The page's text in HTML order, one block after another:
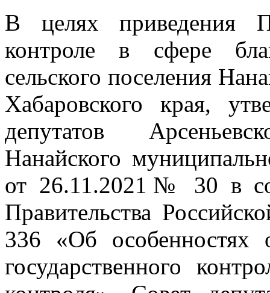
В целях приведения
контроле в сфере
сельского поселения
Хабаровского края,
депутатов
Нанайского
от 26.11.2021№ 30 в
Правительства
336 «Об особенностях
государственного